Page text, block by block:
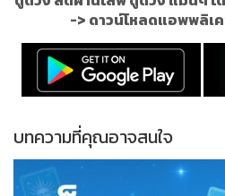
-> ดาวน์โหลดแอพพลิเ
บทความที่คุณอาจสนใจ